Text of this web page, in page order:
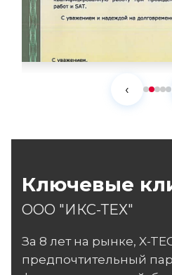
‹
Ключевые
ООО "ИКС-ТЕХ"
За 8 лет на рынке, X-
предпочтительный